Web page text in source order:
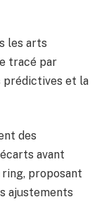
les arts
tracé par
prédictives et la
des
avant
ring, proposant
ajustements